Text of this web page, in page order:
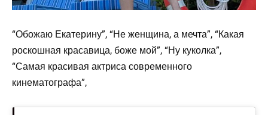
“Обожаю Екатерину”, “Не женщина, а мечта”, “Какая
роскошная красавица, боже мой”, “Ну куколка”,
“Самая красивая актриса современного
кинематографа”,